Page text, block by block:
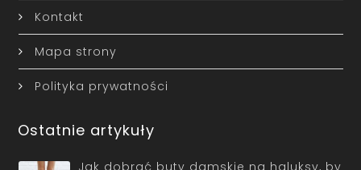
Kontakt
Mapa strony
Polityka prywatności
Ostatnie artykuły
Jak dobrać buty damskie na haluksy, by